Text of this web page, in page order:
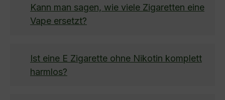
Kann man sagen, wie viele Zigaretten eine
Vape ersetzt?
Ist eine E Zigarette ohne Nikotin komplett
harmlos?